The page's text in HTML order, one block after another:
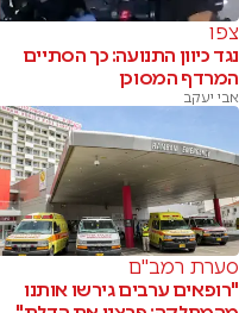
צפו
נגד כיוון התנועה: כך הסתיים
המרדף המסוכן
אבי יעקב
סערת רמב"ם
"רופאים ערבים גירשו אותנו